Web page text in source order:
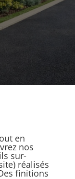
en
nos
sur-
réalisés
finitions